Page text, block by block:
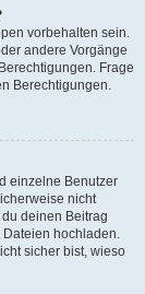
vorbehalten sein.
andere Vorgänge
Frage
Berechtigungen.
einzelne Benutzer
nicht
deinen Beitrag
Dateien hochladen.
sicher bist, wieso